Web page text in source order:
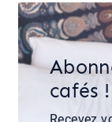
cafés !